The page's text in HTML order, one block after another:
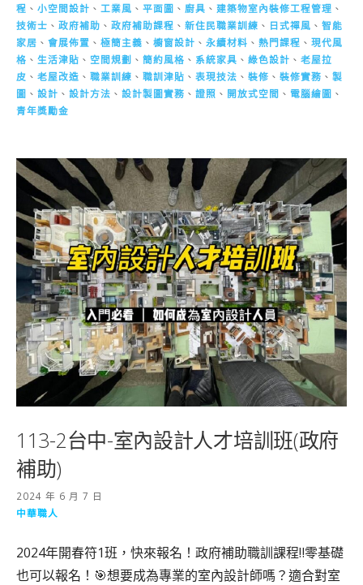
程 、 小空間設計 、 工業風 、 平面圖 、 廚具 、 建築物室內裝修工程管理 、
技術士 、 政府補助 、 政府補助課程 、 新住民職業訓練 、 日式禪風 、 智能
家居 、 會展佈置 、 極簡主義 、 櫥窗設計 、 永續材料 、 熱門課程 、 現代風
格 、 生活津貼 、 空間規劃 、 簡約風格 、 系統家具 、 綠色設計 、 老屋拉
皮 、 老屋改造 、 職業訓練 、 職訓津貼 、 表現技法 、 裝修 、 裝修實務 、 製
圖 、 設計 、 設計方法 、 設計製圖實務 、 證照 、 開放式空間 、 電腦繪圖 、
青年獎勵金
113-2台中-室內設計人才培訓班(政府
補助)
2024 年 6 月 7 日
中華職人
2024年開春符1班，快來報名！政府補助職訓課程‼️零基礎
也可以報名！🎯想要成為專業的室內設計師嗎？適合對室